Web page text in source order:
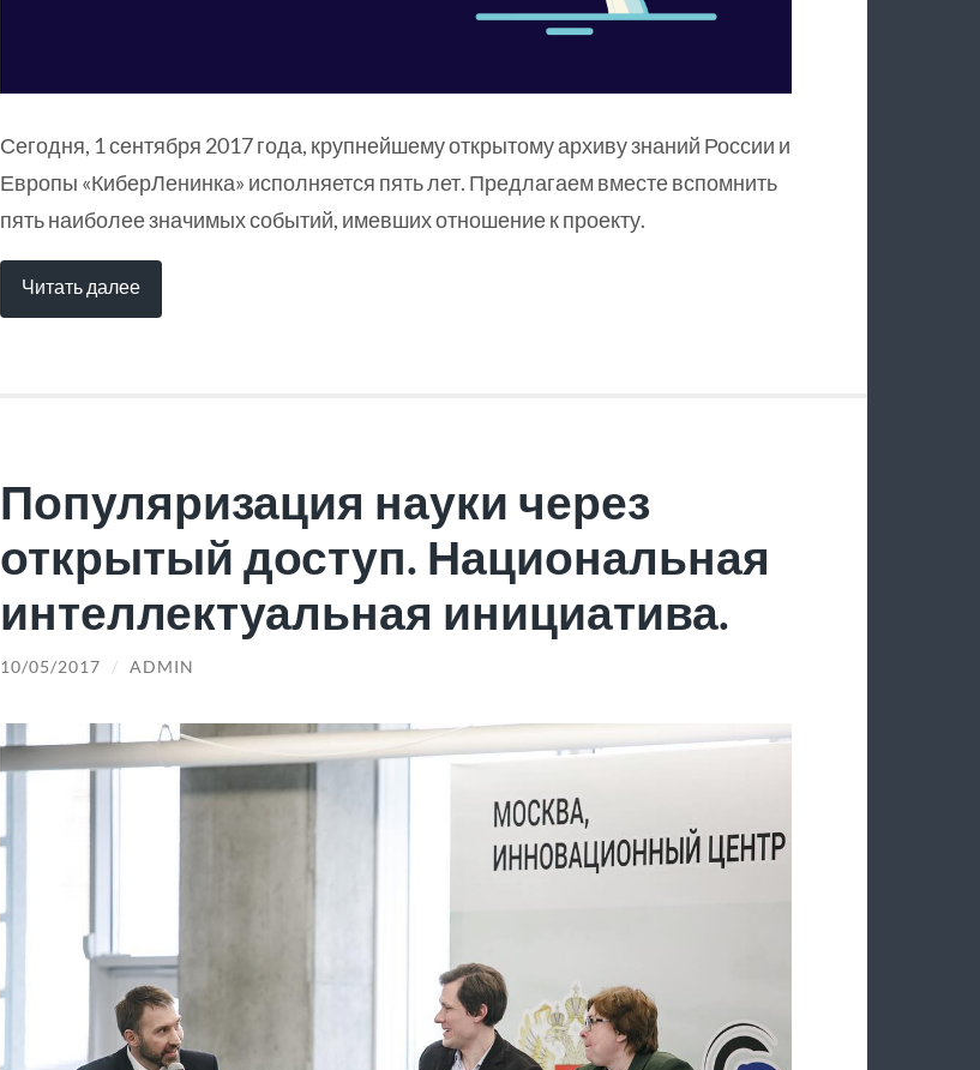
Сегодня, 1 сентября 2017 года, крупнейшему открытому архиву знаний России и
Европы «КиберЛенинка» исполняется пять лет. Предлагаем вместе вспомнить
пять наиболее значимых событий, имевших отношение к проекту.
Читать далее
Популяризация науки через
открытый доступ. Национальная
интеллектуальная инициатива.
10/05/2017 / ADMIN